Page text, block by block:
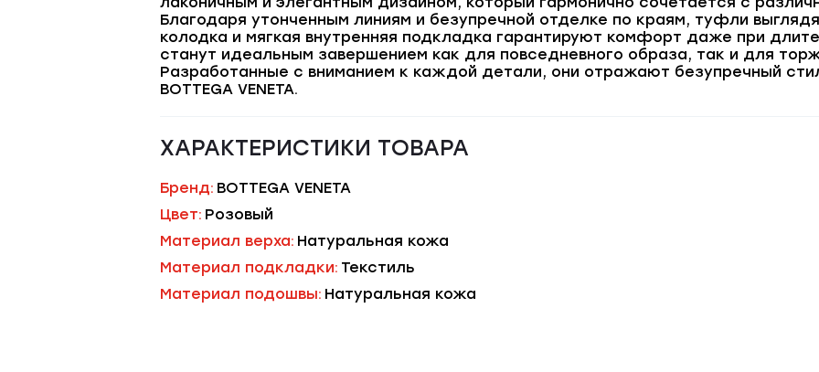
Благодаря утонченным линиям и безупречной отделке по краям, туфли
колодка и мягкая внутренняя подкладка гарантируют комфорт даже при
станут идеальным завершением как для повседневного образа, так и для
Разработанные с вниманием к каждой детали, они отражают безупречный
BOTTEGA VENETA.
ХАРАКТЕРИСТИКИ ТОВАРА
Бренд: BOTTEGA VENETA
Цвет: Розовый
Материал верха: Натуральная кожа
Материал подкладки: Текстиль
Материал подошвы: Натуральная кожа